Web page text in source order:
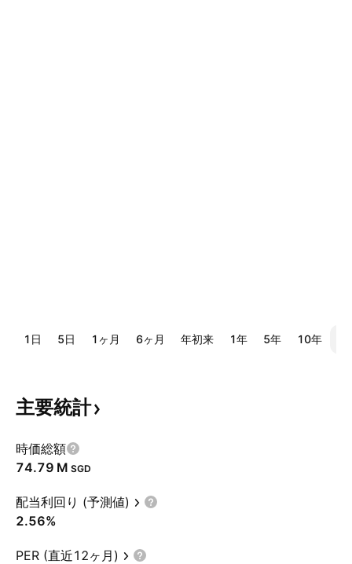
1日 5日 1ヶ月 6ヶ月 年初来 1年 5年 10年
主要統計
時価総額
‪74.79 M‬ SGD
配当利回り (予測値)
2.56%
PER (直近12ヶ月)